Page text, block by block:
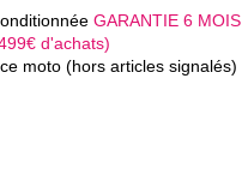
GARANTIE 6 MOIS
d'achats)
moto (hors articles signalés)